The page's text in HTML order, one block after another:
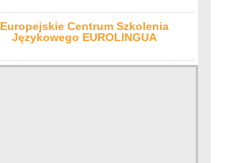
Europejskie Centrum Szkolenia
Językowego EUROLINGUA